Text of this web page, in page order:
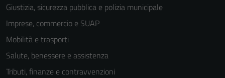
Giustizia, sicurezza pubblica e polizia municipale
Imprese, commercio e SUAP
Mobilità e trasporti
Salute, benessere e assistenza
Tributi, finanze e contravvenzioni
personali.